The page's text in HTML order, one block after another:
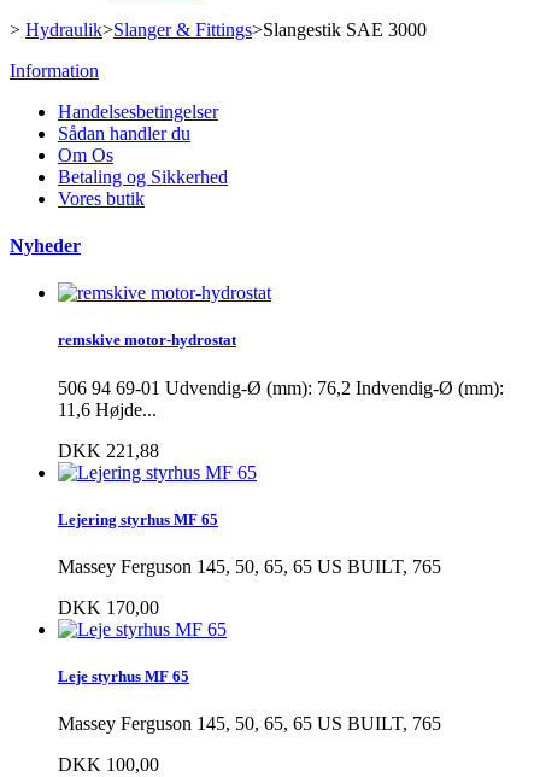
> Hydraulik>Slanger & Fittings>Slangestik SAE 3000
Information
Handelsesbetingelser
Sådan handler du
Om Os
Betaling og Sikkerhed
Vores butik
Nyheder
remskive motor-hydrostat
506 94 69-01 Udvendig-Ø (mm): 76,2 Indvendig-Ø (mm):
11,6 Højde...
DKK 221,88
Lejering styrhus MF 65
Massey Ferguson 145, 50, 65, 65 US BUILT, 765
DKK 170,00
Leje styrhus MF 65
Massey Ferguson 145, 50, 65, 65 US BUILT, 765
DKK 100,00